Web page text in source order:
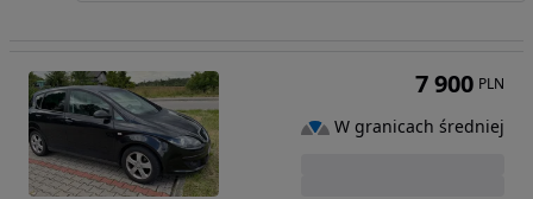
7 900 PLN
W granicach średniej